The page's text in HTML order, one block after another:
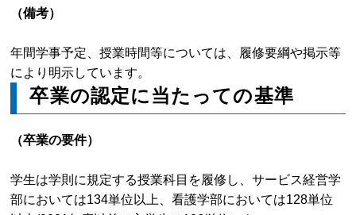
（備考）
年間学事予定、授業時間等については、履修要綱や掲示等
により明示しています。
卒業の認定に当たっての基準
（卒業の要件）
学生は学則に規定する授業科目を履修し、サービス経営学
部においては134単位以上、看護学部においては128単位